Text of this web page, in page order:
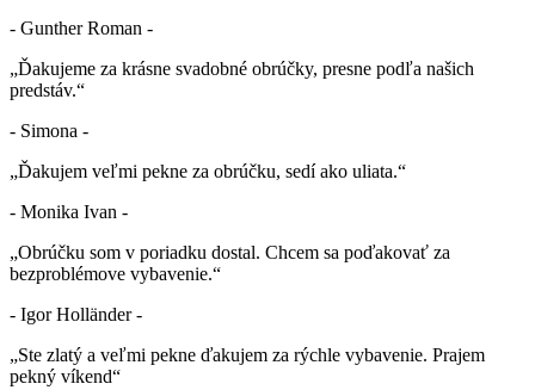
- Gunther Roman -
„Ďakujeme za krásne svadobné obrúčky, presne podľa našich
predstáv.“
- Simona -
„Ďakujem veľmi pekne za obrúčku, sedí ako uliata.“
- Monika Ivan -
„Obrúčku som v poriadku dostal. Chcem sa poďakovať za
bezproblémove vybavenie.“
- Igor Holländer -
„Ste zlatý a veľmi pekne ďakujem za rýchle vybavenie. Prajem
pekný víkend“